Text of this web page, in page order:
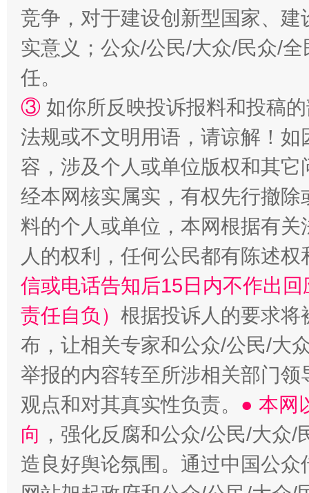
扯下公款旅游的“隐身衣” 如何以
“蜀中异人”王建安的艺术幻境
竞争，对于建设创新型国家、
实意义；公众/公民/大众/民众/
任。
③ 如你所反映投诉报料和投稿
法规或不文明用语，请谅解！
容，涉及个人或单位版权和其它
经本网核实属实，有权先行撤
料的个人或单位，本网根据有
人的权利，任何公民都有陈述
信或电话告知后15日内不作出
责任自负） 根据投诉人的要求将
布，让相关专家和公众/公民/大
举报的内容转至所涉相关部门
观点和对其真实性负责。 ● 本网
向 ，强化反腐和公众/公民/大众
造良好舆论氛围。通过中国公